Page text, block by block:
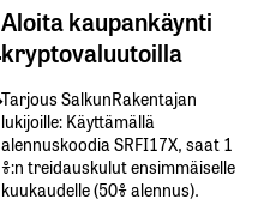
Aloita kaupankäynti
kryptovaluutoilla
Tarjous SalkunRakentajan
lukijoille: Käyttämällä​ ​
alennuskoodia​ ​SRFI17X,​ ​saat​ ​1
%:n treidauskulut​ ​ensimmäiselle​ ​
kuukaudelle​ ​(50%​ ​alennus).